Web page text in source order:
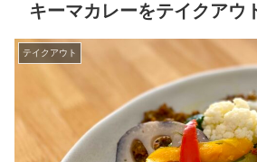
キーマカレーをテイクアウ
テイクアウト